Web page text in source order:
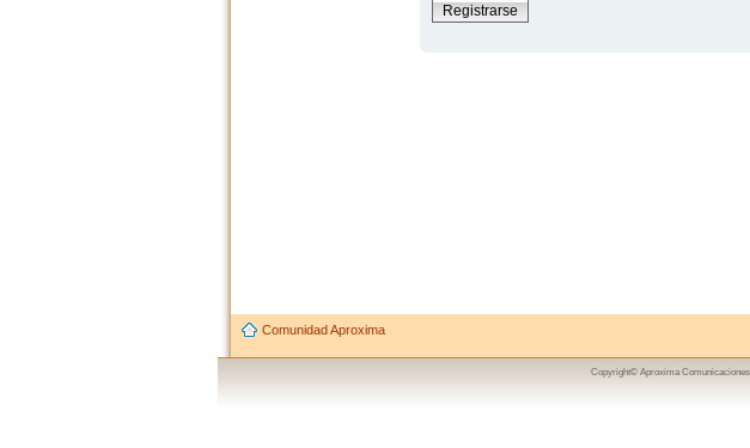
Registrarse
Comunidad Aproxima
Copyright© Aproxima